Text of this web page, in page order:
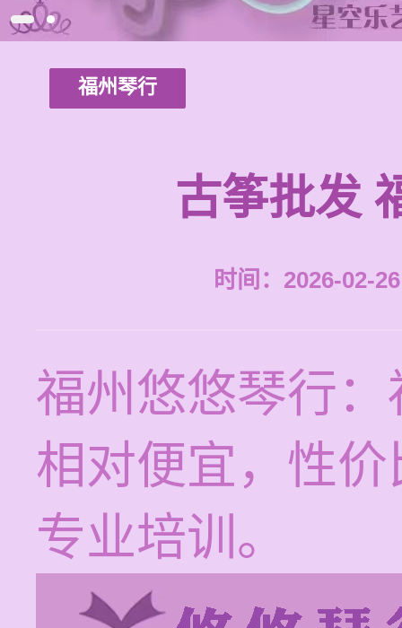
福州琴行
古筝批发
时间：2026-02-
福州悠悠琴行
相对便宜，性
专业培训。